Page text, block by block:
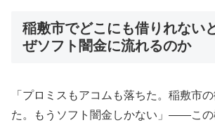
稲敷市でどこにも借りれない
ぜソフト闇金に流れるのか
「プロミスもアコムも落ちた。稲敷市
た。もうソフト闇金しかない」——この